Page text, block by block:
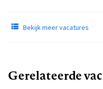
Bekijk meer vacatures
Gerelateerde